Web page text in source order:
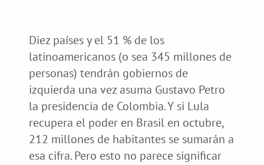
Diez países y el 51 % de los
latinoamericanos (o sea 345 millones de
personas) tendrán gobiernos de
izquierda una vez asuma Gustavo Petro
la presidencia de Colombia. Y si Lula
recupera el poder en Brasil en octubre,
212 millones de habitantes se sumarán a
esa cifra. Pero esto no parece significar